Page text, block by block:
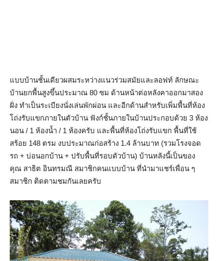
แบบบ้านชั้นเดียวผสมระหว่างแนวร่วมสมัยและลอฟท์ ลักษณะ
บ้านยกพื้นสูงขึ้นประมาณ 80 ซม ด้านหน้าต่อหลังคาออกมาสอง
ฝั่ง ทำเป็นระเบียงนั่งเล่นพักผ่อน และอีกด้านสำหรับเพิ่มพื้นที่ห้อง
โถ่งรับแขกภายในตัวบ้าน ฟังก์ชั้นภายในบ้านประกอบด้วย 3 ห้อง
นอน / 1 ห้องน้ำ / 1 ห้องครับ และพื้นที่ห้องโถ่งรับแขก พื้นที่ใช้
สร้อย 148 ตรม งบประมาณก่อสร้าง 1.4 ล้านบาท (รวมโรงจอด
รถ + บ่อนอกบ้าน + ปรับพื้นที่รอบตัวบ้าน) บ้านหลังนี้เป็นของ
คุณ สาธิต อินทรมณี สมาชิกคนแบบบ้าน ที่นำมาแชร์เพื่อน ๆ
สมาชิก ติดตามชมกันเลยครับ